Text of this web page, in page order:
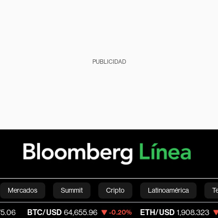
PUBLICIDAD
Mercados Summit Cripto Latinoamérica
Economía Estilo de vida Mundo Videos
USD 64,655.96 -0.20% ETH/USD 1,908.323 -0.39%